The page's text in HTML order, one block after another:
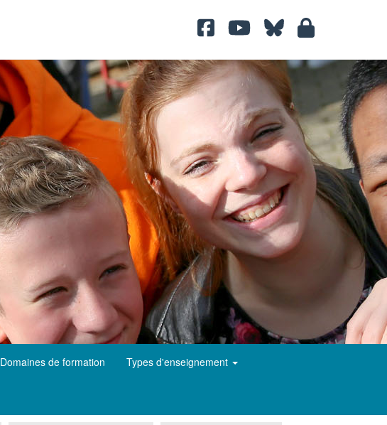
Domaines de formation Types d'enseignement